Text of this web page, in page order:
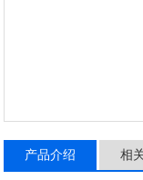
产品介绍 相